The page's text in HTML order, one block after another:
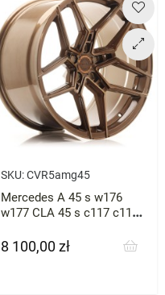
SKU:CVR5amg45
Mercedes A 45 s w176
w177 CLA 45 s c117 c118
20"
Cena
8 100,00 zł